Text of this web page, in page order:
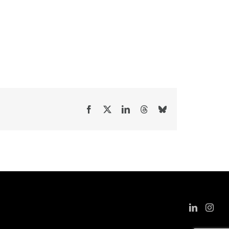
Facebook LinkedInThreadsBluesky